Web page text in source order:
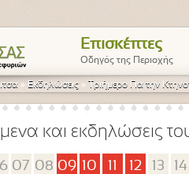
Επισκέπτες
Οδηγός της Περιοχής
» Εκδηλώσεις » Τριήμερο Για την
και εκδηλώσεις
07 08 09 10 12 13 14